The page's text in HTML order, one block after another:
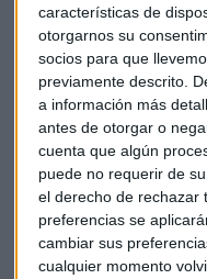
características de
otorgarnos su
socios para que
previamente descrito.
a información más
antes de otorgar o
cuenta que algún
puede no requerir de
el derecho de rechazar
preferencias se
cambiar sus
cualquier momento
Se dispara en la bolsa
beneficio neto anual ha
ingresos totales han
un número récord de
además que se está
que atraviesa su
En el Mercado
un 1,3%, hasta 0,426
Nacional del Mercado